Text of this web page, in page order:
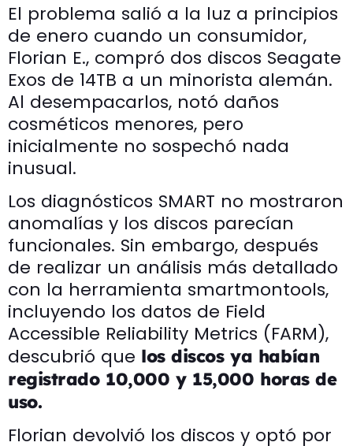
El problema salió a la luz a principios
de enero cuando un consumidor,
Florian E., compró dos discos Seagate
Exos de 14TB a un minorista alemán.
Al desempacarlos, notó daños
cosméticos menores, pero
inicialmente no sospechó nada
inusual.
Los diagnósticos SMART no mostraron
anomalías y los discos parecían
funcionales. Sin embargo, después
de realizar un análisis más detallado
con la herramienta smartmontools,
incluyendo los datos de Field
Accessible Reliability Metrics (FARM),
descubrió que los discos ya habían
registrado 10,000 y 15,000 horas de
uso.
Florian devolvió los discos y optó por